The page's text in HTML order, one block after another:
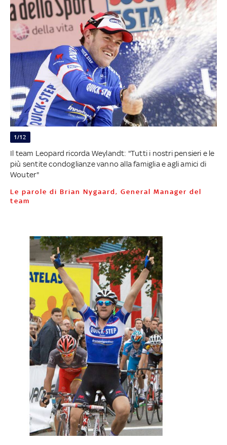
1/12
Il team Leopard ricorda Weylandt: "Tutti i nostri pensieri e le
più sentite condoglianze vanno alla famiglia e agli amici di
Wouter"
Le parole di Brian Nygaard, General Manager del
team